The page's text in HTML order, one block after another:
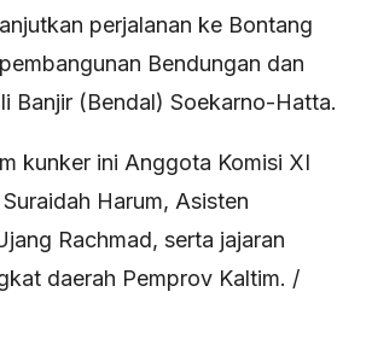
perjalanan ke Bontang
Bendungan dan
Banjir (Bendal) Soekarno-Hatta.
kunker ini Anggota Komisi XI
Harum, Asisten
Rachmad, serta jajaran
daerah Pemprov Kaltim. /